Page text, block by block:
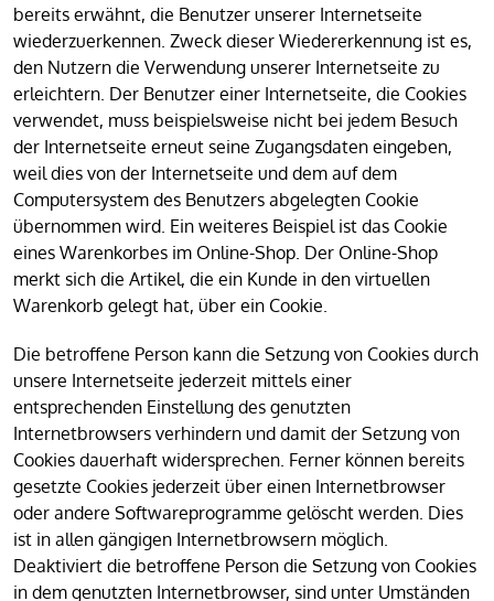
bereits erwähnt, die Benutzer unserer Internetseite
wiederzuerkennen. Zweck dieser Wiedererkennung ist es,
den Nutzern die Verwendung unserer Internetseite zu
erleichtern. Der Benutzer einer Internetseite, die Cookies
verwendet, muss beispielsweise nicht bei jedem Besuch
der Internetseite erneut seine Zugangsdaten eingeben,
weil dies von der Internetseite und dem auf dem
Computersystem des Benutzers abgelegten Cookie
übernommen wird. Ein weiteres Beispiel ist das Cookie
eines Warenkorbes im Online-Shop. Der Online-Shop
merkt sich die Artikel, die ein Kunde in den virtuellen
Warenkorb gelegt hat, über ein Cookie.
Die betroffene Person kann die Setzung von Cookies durch
unsere Internetseite jederzeit mittels einer
entsprechenden Einstellung des genutzten
Internetbrowsers verhindern und damit der Setzung von
Cookies dauerhaft widersprechen. Ferner können bereits
gesetzte Cookies jederzeit über einen Internetbrowser
oder andere Softwareprogramme gelöscht werden. Dies
ist in allen gängigen Internetbrowsern möglich.
Deaktiviert die betroffene Person die Setzung von Cookies
in dem genutzten Internetbrowser, sind unter Umständen